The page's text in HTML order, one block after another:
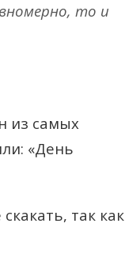
то и
из самых
«День
так как